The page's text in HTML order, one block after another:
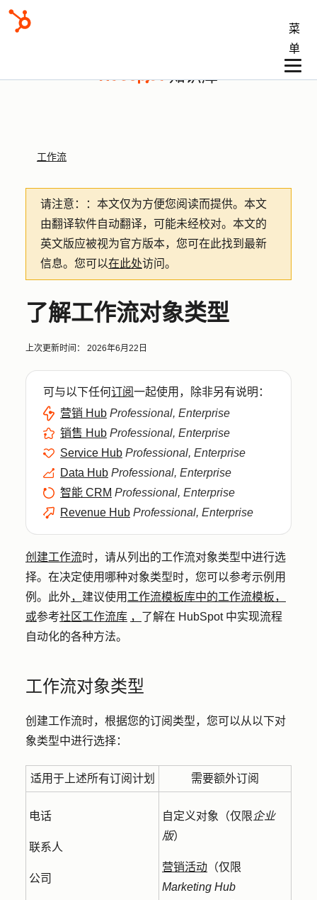
菜
单
知识库
工作流
请注意： ：本文仅为方便您阅读而提供。 本文
由翻译软件自动翻译，可能未经校对。本文的
英文版应被视为官方版本，您可在此找到最新
信息。您可以在此处访问。
了解工作流对象类型
上次更新时间： 2026年6月22日
可与以下任何订阅一起使用，除非另有说明：
营销 Hub Professional, Enterprise
销售 Hub Professional, Enterprise
Service Hub Professional, Enterprise
Data Hub Professional, Enterprise
智能 CRM Professional, Enterprise
Revenue Hub Professional, Enterprise
创建工作流时，请从列出的工作流对象类型中进行选
择。在决定使用哪种对象类型时，您可以参考示例用
例。此外， 建议使用 工作流模板库中的工作流模板，
或参考社区工作流库 ， 了解在 HubSpot 中实现流程
自动化的各种方法。
工作流对象类型
创建工作流时，根据您的订阅类型，您可以从以下对
象类型中进行选择：
适用于上述所有订阅计划 需要额外订阅
电话
联系人
公司
自定义对象（仅限企业
版）
营销活动 （仅限
Marketing Hub